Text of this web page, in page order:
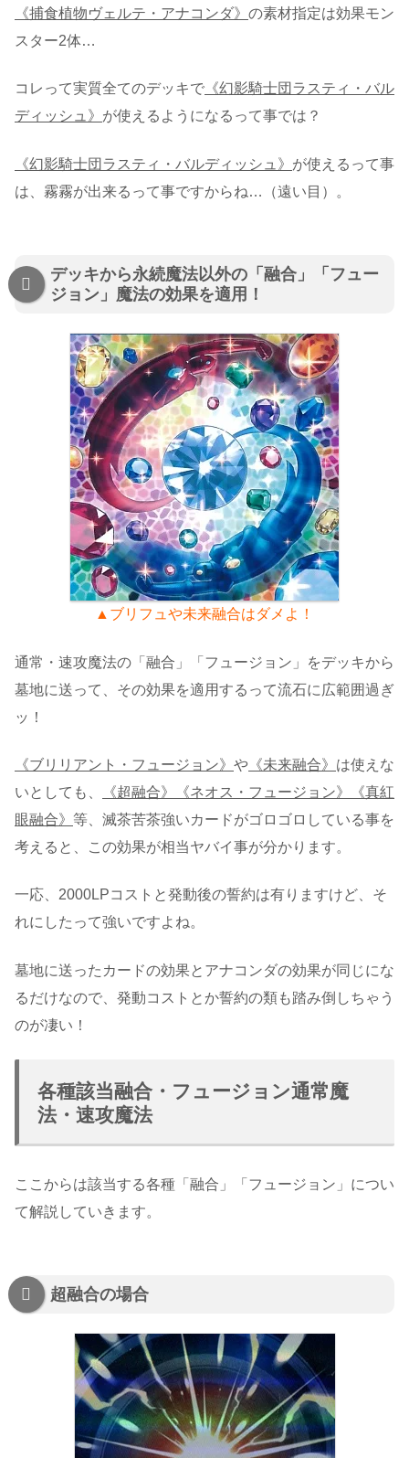
《捕食植物ヴェルテ・アナコンダ》 の素材指定は効果モン
スター2体…
コレって実質全てのデッキで 《幻影騎士団ラスティ・バル
ディッシュ》 が使えるようになるって事では？
《幻影騎士団ラスティ・バルディッシュ》 が使えるって事
は、霧霧が出来るって事ですからね…（遠い目）。
デッキから永続魔法以外の「融合」「フュー
ジョン」魔法の効果を適用！
▲ブリフュや未来融合はダメよ！
通常・速攻魔法の「融合」「フュージョン」をデッキから
墓地に送って、その効果を適用するって流石に広範囲過ぎ
ッ！
《ブリリアント・フュージョン》 や 《未来融合》 は使えな
いとしても、
《超融合》《ネオス・フュージョン》《真紅
眼融合》 等、滅茶苦茶強いカードがゴロゴロしている事を
考えると、この効果が相当ヤバイ事が分かります。
一応、2000LPコストと発動後の誓約は有りますけど、そ
れにしたって強いですよね。
墓地に送ったカードの効果とアナコンダの効果が同じにな
るだけなので、発動コストとか誓約の類も踏み倒しちゃう
のが凄い！
各種該当融合・フュージョン通常魔
法・速攻魔法
ここからは該当する各種「融合」「フュージョン」につい
て解説していきます。
超融合の場合